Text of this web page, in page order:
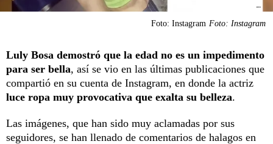
Foto: Instagram Foto: Instagram
Luly Bosa demostró que la edad no es un impedimento
para ser bella, así se vio en las últimas publicaciones que
compartió en su cuenta de Instagram, en donde la actriz
luce ropa muy provocativa que exalta su belleza.
Las imágenes, que han sido muy aclamadas por sus
seguidores, se han llenado de comentarios de halagos en